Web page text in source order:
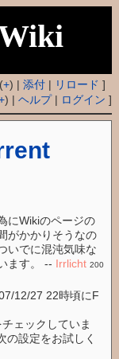
(+) |添付 | リロード ]
) |ヘルプ| ログイン ]
にWikiのページの
がかかりそうなの
いでに混沌気味な
ます。 -- Irrlicht 200
12/27 22時頃にF
ェックしていま
の設定をお試しく